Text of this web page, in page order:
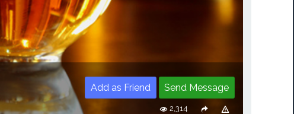
Add as Friend Send Message
2,314